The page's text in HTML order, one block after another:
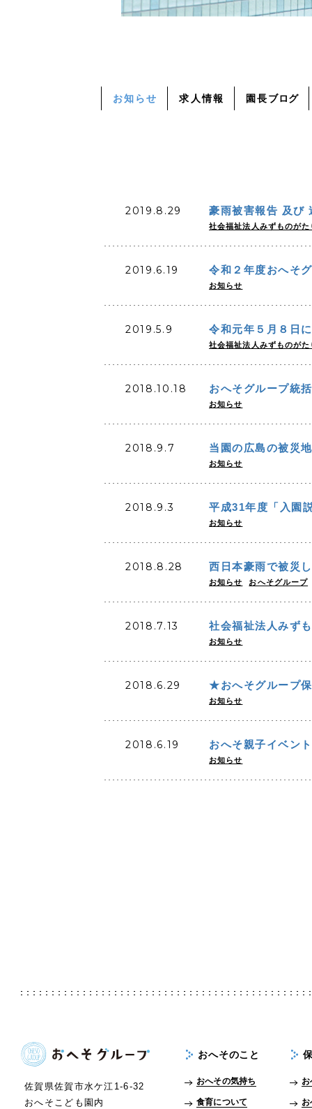
お知らせ 求人情報 園長ブログ
2019.8.29 豪雨被害報告 及び
社会福祉法人みずものが
2019.6.19 令和２年度おへそ
お知らせ
2019.5.9 令和元年５月８日
社会福祉法人みずものが
2018.10.18 おへそグループ統
お知らせ
2018.9.7 当園の広島の被災
お知らせ
2018.9.3 平成31年度「入園
お知らせ
2018.8.28 西日本豪雨で被災
お知らせ おへそグループ
2018.7.13 社会福祉法人みず
お知らせ
2018.6.29 ★おへそグループ
お知らせ
2018.6.19 おへそ親子イベン
お知らせ
佐賀県佐賀市水ケ江1-6-32
おへそこども園内
おへそのこと
おへその気持ち
食育について